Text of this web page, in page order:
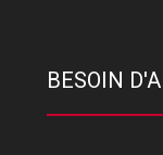
BESOIN